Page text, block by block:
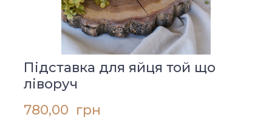
Підставка для яйця той що
ліворуч
780,00  грн